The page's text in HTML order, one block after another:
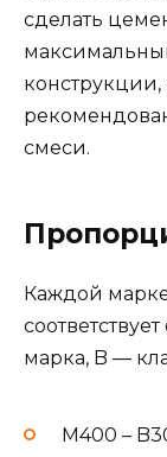
сделать
смеси.
Каждой
марка, B —
М400 –